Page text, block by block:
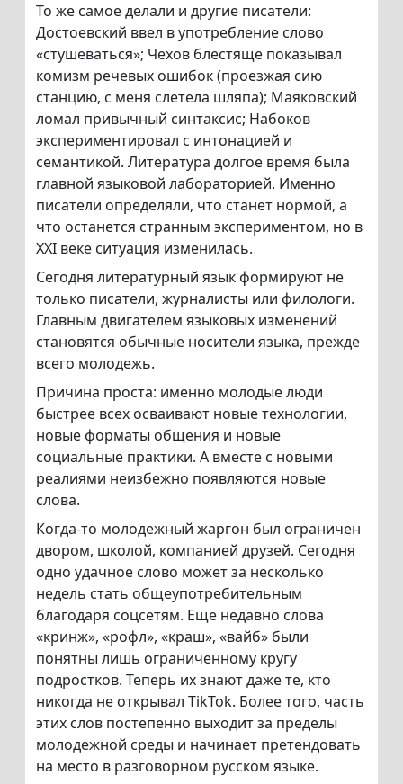
То же самое делали и другие писатели:
Достоевский ввел в употребление слово
«стушеваться»; Чехов блестяще показывал
комизм речевых ошибок (проезжая сию
станцию, с меня слетела шляпа); Маяковский
ломал привычный синтаксис; Набоков
экспериментировал с интонацией и
семантикой. Литература долгое время была
главной языковой лабораторией. Именно
писатели определяли, что станет нормой, а
что останется странным экспериментом, но в
XXI веке ситуация изменилась.
Сегодня литературный язык формируют не
только писатели, журналисты или филологи.
Главным двигателем языковых изменений
становятся обычные носители языка, прежде
всего молодежь.
Причина проста: именно молодые люди
быстрее всех осваивают новые технологии,
новые форматы общения и новые
социальные практики. А вместе с новыми
реалиями неизбежно появляются новые
слова.
Когда-то молодежный жаргон был ограничен
двором, школой, компанией друзей. Сегодня
одно удачное слово может за несколько
недель стать общеупотребительным
благодаря соцсетям. Еще недавно слова
«кринж», «рофл», «краш», «вайб» были
понятны лишь ограниченному кругу
подростков. Теперь их знают даже те, кто
никогда не открывал TikTok. Более того, часть
этих слов постепенно выходит за пределы
молодежной среды и начинает претендовать
на место в разговорном русском языке.